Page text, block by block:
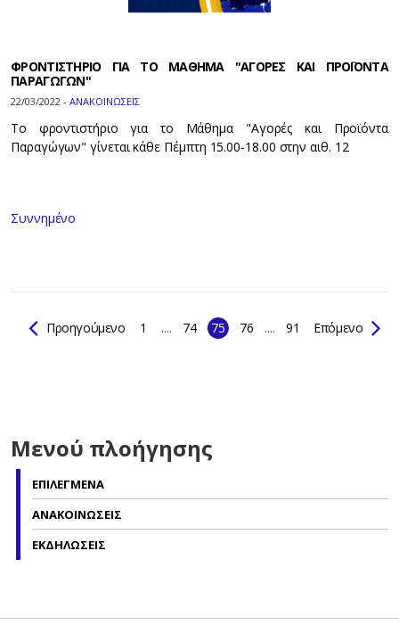
ΦΡΟΝΤΙΣΤΗΡΙΟ ΓΙΑ ΤΟ ΜΑΘΗΜΑ "ΑΓΟΡΕΣ ΚΑΙ ΠΡΟΪΟΝΤΑ
ΠΑΡΑΓΩΓΩΝ"
22/03/2022 - ΑΝΑΚΟΙΝΩΣΕΙΣ
Το φροντιστήριο για το Μάθημα "Αγορές και Προϊόντα
Παραγώγων" γίνεται κάθε Πέμπτη 15.00-18.00 στην αιθ. 12
Συννημένο
Προηγούμενο 1 .... 74 75 76 .... 91 Επόμενο
Μενού πλοήγησης
ΕΠΙΛΕΓΜΕΝΑ
ΑΝΑΚΟΙΝΩΣΕΙΣ
ΕΚΔΗΛΩΣΕΙΣ